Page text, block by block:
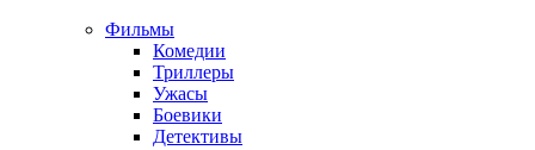
Фильмы
Комедии
Триллеры
Ужасы
Боевики
Детективы